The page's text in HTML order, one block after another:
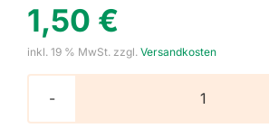
1,50 €
inkl. 19 % MwSt. zzgl. Versandkosten